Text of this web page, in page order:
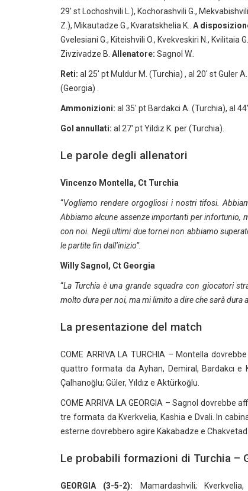
29′ st Lochoshvili L.), Kochorashvili G.,
Z.), Mikautadze G., Kvaratskhelia K.. A
Gvelesiani G., Kiteishvili O., Kvekveskiri N., Kvilitaia
Zivzivadze B. Allenatore: Sagnol W..
Reti: al 25′ pt Muldur M. (Turchia) , al 20′ st Guler
(Georgia) .
Ammonizioni: al 35′ pt Bardakci A. (Turchia), al
Gol annullati: al 27′ pt Yildiz K. per (Turchia).
Le parole degli allenatori
Vincenzo Montella, Ct Turchia
“Vogliamo rendere orgogliosi i nostri tifosi.
Abbiamo alcune assenze importanti per infortunio,
con noi. Negli ultimi due tornei non abbiamo
le partite fin dall’inizio”.
Willy Sagnol, Ct Georgia
“La Turchia è una grande squadra con giocatori
molto dura per noi, ma mi limito a dire che sarà dura
La presentazione del match
COME ARRIVA LA TURCHIA – Montella
quattro formata da Ayhan, Demiral, Bardakcı e
Çalhanoğlu; Güler, Yıldız e Aktürkoğlu.
COME ARRIVA LA GEORGIA – Sagnol
tre formata da Kverkvelia, Kashia e Dvali. In
esterne dovrebbero agire Kakabadze e
Le probabili formazioni di Turchia –
GEORGIA (3-5-2): Mamardashvili;